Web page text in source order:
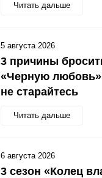
Читать дальше
3 причины
«Черную любовь»
не старайтесь
Читать дальше
5 августа 2026
3 сезон «Колец
6 августа 2026